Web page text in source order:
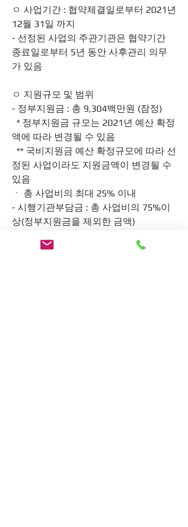
ㅇ 사업기간 : 협약체결일로부터 2021년
12월 31일 까지
- 선정된 사업의 주관기관은 협약기간
종료일로부터 5년 동안 사후관리 의무
가 있음
ㅇ 지원규모 및 범위
- 정부지원금 : 총 9,304백만원 (잠정)
* 정부지원금 규모는 2021년 예산 확정
액에 따라 변경될 수 있음
** 국비지원금 예산 확정규모에 따라 선
정된 사업이라도 지원금액이 변경될 수
있음
ㆍ 총 사업비의 최대 25% 이내
- 시행기관부담금 : 총 사업비의 75%이
상(정부지원금을 제외한 금액)
내(정부지원금과 동일 금액)